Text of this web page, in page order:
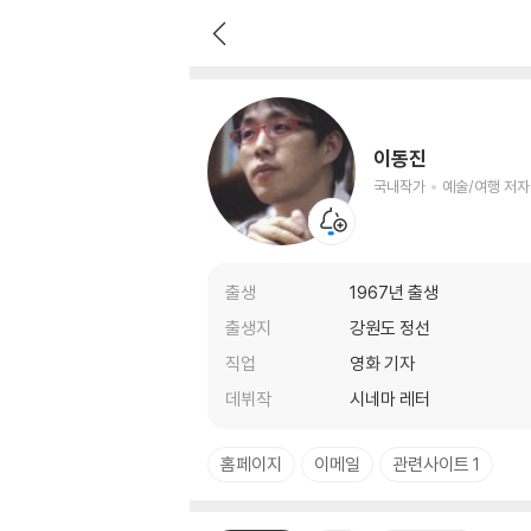
이동진
국내작가 예술/여행 저자
출생
1967년 출생
출생지
강원도 정선
직업
영화 기자
데뷔작
시네마 레터
홈페이지 이메일 관련사이트 1